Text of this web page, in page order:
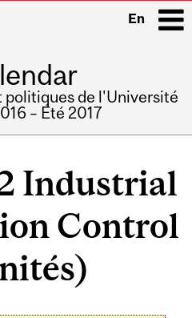
En
politiques de l'Université
– Été 2017
Industrial
Control